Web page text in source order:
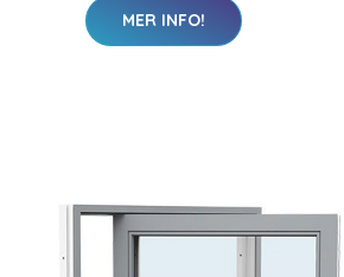
MER INFO!